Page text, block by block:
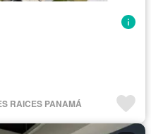
RAICES PANAMÁ